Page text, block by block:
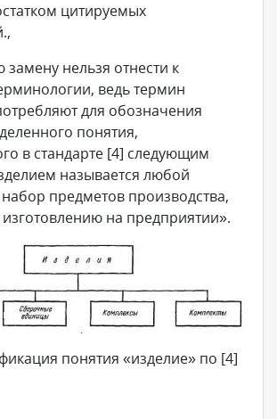
цитируемых
замену нельзя отнести к
ведь термин
для обозначения
понятия,
в стандарте [4] следующим
называется любой
предметов производства,
на предприятии».
понятия «изделие» по [4]